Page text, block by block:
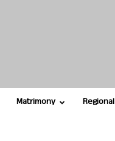
Matrimony Regional